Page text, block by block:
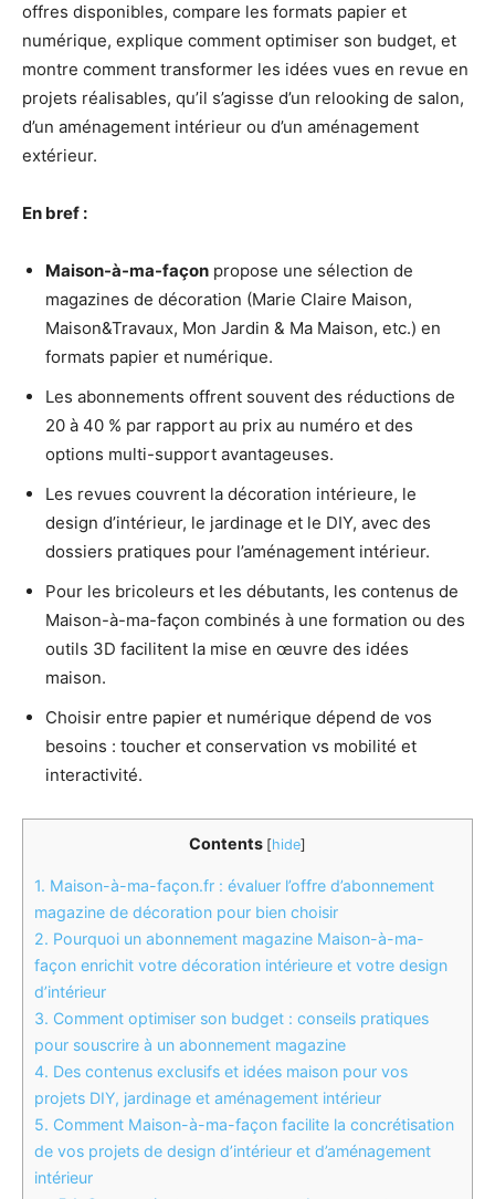
offres disponibles, compare les formats papier et
numérique, explique comment optimiser son budget, et
montre comment transformer les idées vues en revue en
projets réalisables, qu’il s’agisse d’un relooking de salon,
d’un aménagement intérieur ou d’un aménagement
extérieur.
En bref :
Maison-à-ma-façon propose une sélection de
magazines de décoration (Marie Claire Maison,
Maison&Travaux, Mon Jardin & Ma Maison, etc.) en
formats papier et numérique.
Les abonnements offrent souvent des réductions de
20 à 40 % par rapport au prix au numéro et des
options multi-support avantageuses.
Les revues couvrent la décoration intérieure, le
design d’intérieur, le jardinage et le DIY, avec des
dossiers pratiques pour l’aménagement intérieur.
Pour les bricoleurs et les débutants, les contenus de
Maison-à-ma-façon combinés à une formation ou des
outils 3D facilitent la mise en œuvre des idées
maison.
Choisir entre papier et numérique dépend de vos
besoins : toucher et conservation vs mobilité et
interactivité.
Contents [hide]
1. Maison-à-ma-façon.fr : évaluer l’offre d’abonnement
magazine de décoration pour bien choisir
2. Pourquoi un abonnement magazine Maison-à-ma-
façon enrichit votre décoration intérieure et votre design
d’intérieur
3. Comment optimiser son budget : conseils pratiques
pour souscrire à un abonnement magazine
4. Des contenus exclusifs et idées maison pour vos
projets DIY, jardinage et aménagement intérieur
5. Comment Maison-à-ma-façon facilite la concrétisation
de vos projets de design d’intérieur et d’aménagement
intérieur